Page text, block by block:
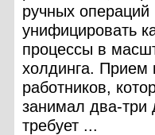
ручных операций
унифицировать
процессы в
холдинга. Прием
работников,
занимал два-три
требует ...